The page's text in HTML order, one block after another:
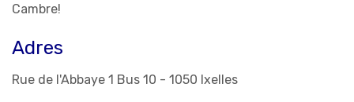
Cambre!
Adres
Rue de l'Abbaye 1 Bus 10 - 1050 Ixelles